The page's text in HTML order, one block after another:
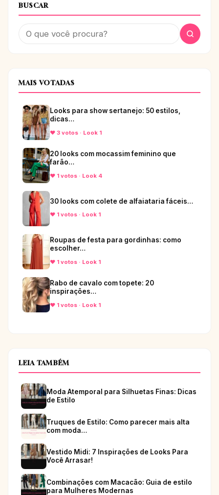
BUSCAR
MAIS VOTADAS
Looks para show sertanejo: 50 estilos,
dicas…
♥ 3 votos · Look 1
20 looks com mocassim feminino que
farão…
♥ 1 votos · Look 4
30 looks com colete de alfaiataria fáceis…
♥ 1 votos · Look 1
Roupas de festa para gordinhas: como
escolher…
♥ 1 votos · Look 1
Rabo de cavalo com topete: 20
inspirações…
♥ 1 votos · Look 1
LEIA TAMBÉM
Moda Atemporal para Silhuetas Finas: Dicas
de Estilo
Truques de Estilo: Como parecer mais alta
com moda…
Vestido Midi: 7 Inspirações de Looks Para
Você Arrasar!
Combinações com Macacão: Guia de estilo
para Mulheres Modernas